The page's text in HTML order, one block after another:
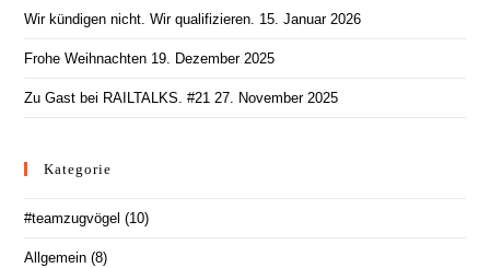
Wir kündigen nicht. Wir qualifizieren. 15. Januar 2026
Frohe Weihnachten 19. Dezember 2025
Zu Gast bei RAILTALKS. #21 27. November 2025
Kategorie
#teamzugvögel (10)
Allgemein (8)